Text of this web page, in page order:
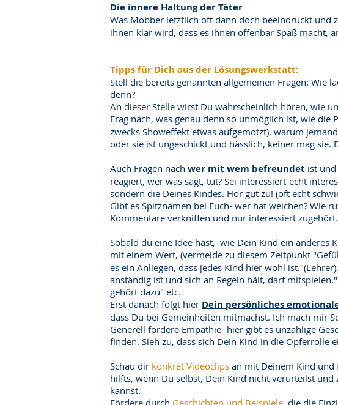
Die innere Haltung der Täter
Was Mobber letztlich oft dann doch beeindruckt und
ihnen klar wird, dass es ihnen offenbar Spaß macht,
Tipps für Dich aus der Lösungswerkstatt:
Stell die bereits genannten allgemeinen Fragen: Wie
denn?
An dieser Stelle wirst Du wahrscheinlich hören, wie
Frag nach, was genau denn so unmöglich ist, wie
zwecks Showeffekt etwas aufgemotzt), warum
oder sie ist ungeschickt und hässlich, keiner mag
Auch Fragen nach wer mit wem befreundet ist
reagiert, wer was sagt, tut? Sei interessiert-echt
sondern die Deines Kindes. Hör gut zu! (oft echt
Gibt es Spitznamen bei Euch- wer hat welchen? Wie
Kommentare verkniffen und nur interessiert zugehört.
Sobald du eine Idee hast, wie Dein Kind ein anderes
mit einem Wert, (vermeide zu diesem Zeitpunkt
es ein Anliegen, dass jedes Kind hier wohl
anständig ist und sich an Regeln hält, darf
gehört dazu" etc.
Erst danach folgt hier Dein persönliches
dass Du bei Gemeinheiten mitmachst. Ich mach mir
Generell fördere Empathie- hier gibt es unzählige
finden. Sieh zu, dass sich Dein Kind in die
Schau dir konkret Videoclips an mit Deinem Kind und
hilfts, wenn Du selbst, Dein Kind nicht verurteilst und
kannst.
Fördere durch Geschichten und Beispiele , die die